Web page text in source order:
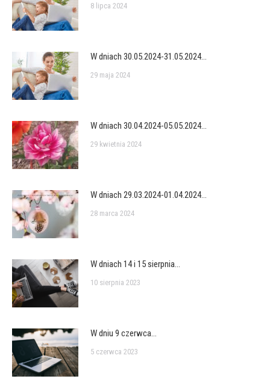
8 lipca 2024
W dniach 30.05.2024-31.05.2024…
29 maja 2024
W dniach 30.04.2024-05.05.2024…
29 kwietnia 2024
W dniach 29.03.2024-01.04.2024…
28 marca 2024
W dniach 14 i 15 sierpnia…
10 sierpnia 2023
W dniu 9 czerwca…
5 czerwca 2023